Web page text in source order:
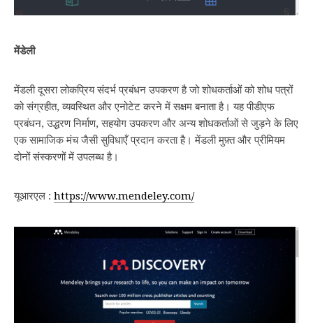
मेंडेली
मेंडली दूसरा लोकप्रिय संदर्भ प्रबंधन उपकरण है जो शोधकर्ताओं को शोध पत्रों
को संग्रहीत, व्यवस्थित और एनोटेट करने में सक्षम बनाता है। यह पीडीएफ
प्रबंधन, उद्धरण निर्माण, सहयोग उपकरण और अन्य शोधकर्ताओं से जुड़ने के लिए
एक सामाजिक मंच जैसी सुविधाएँ प्रदान करता है। मेंडली मुफ़्त और प्रीमियम
दोनों संस्करणों में उपलब्ध है।
यूआरएल : https://www.mendeley.com/